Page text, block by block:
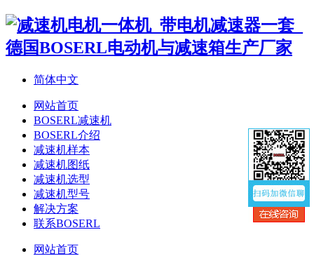
简体中文
网站首页
BOSERL减速机
BOSERL介绍
减速机样本
减速机图纸
减速机选型
减速机型号
解决方案
联系BOSERL
网站首页